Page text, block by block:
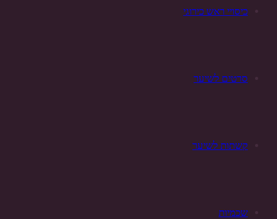
כיסויי ראש כירוגי
סרטים לשיער
קשתות לשיער
שכמיות